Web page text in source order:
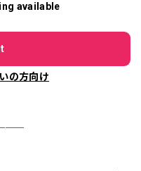
available
の方向け